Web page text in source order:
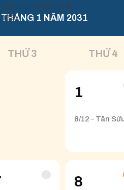
tiết khí, và thông tin
1 NĂM 2031
THỨ 3 THỨ 4
1
8/12 - Tân
8